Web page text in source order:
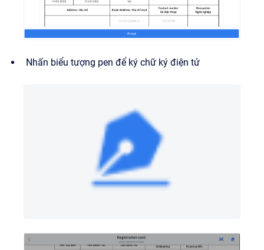
Nhấn biểu tượng pen để ký chữ ký điện tử